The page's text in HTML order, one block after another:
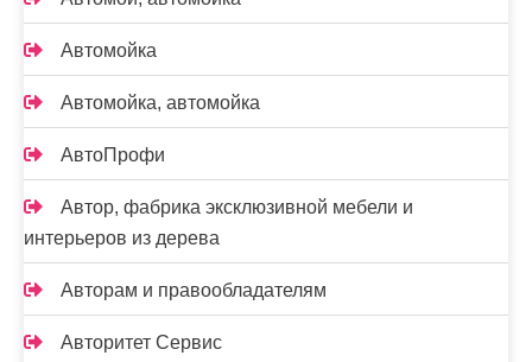
Автомойка
Автомойка, автомойка
АвтоПрофи
Автор, фабрика эксклюзивной мебели и
интерьеров из дерева
Авторам и правообладателям
Авторитет Сервис